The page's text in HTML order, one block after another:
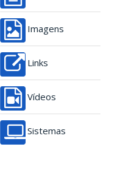
Imagens
Links
Vídeos
Sistemas